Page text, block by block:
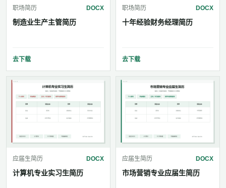
职场简历 DOCX
制造业生产主管简历
去下载
职场简历 DOCX
十年经验财务经理简历
去下载
应届生简历 DOCX
计算机专业实习生简历
应届生简历 DOCX
市场营销专业应届生简历